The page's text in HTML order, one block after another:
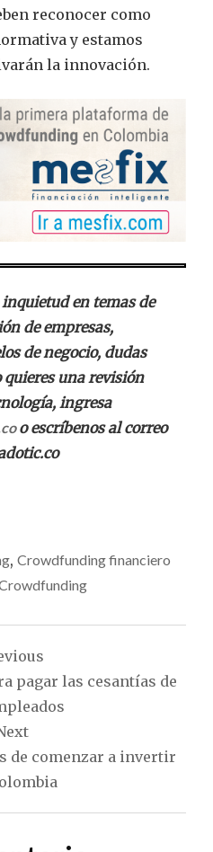
reconocer como
y estamos
la innovación.
en temas de
de empresas,
de negocio, dudas
una revisión
ingresa
o escríbenos al correo
, Crowdfunding financiero
pagar las cesantías de
de comenzar a invertir